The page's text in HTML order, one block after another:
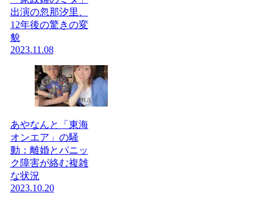
出演の忽那汐里、
12年後の驚きの変
貌
2023.11.08
あやなんと「東海
オンエア」の騒
動：離婚とパニッ
ク障害が絡む複雑
な状況
2023.10.20